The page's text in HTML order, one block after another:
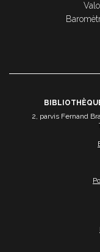
2, parvis Fernand